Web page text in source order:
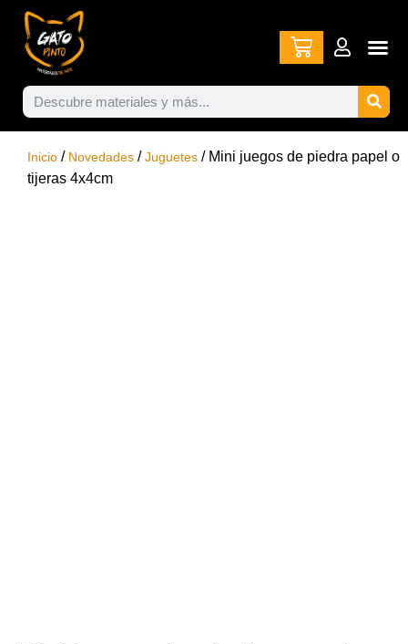
Inicio / Novedades /Juguetes / Mini juegos de piedra papel o
tijeras 4x4cm